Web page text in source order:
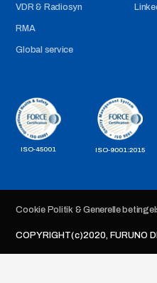
VDR & Radiosyn
RMA
Global service
ISO-45001 ISO-9001:2015
Cookie Politik & Generelle
COPYRIGHT(c)2020, FURUNO